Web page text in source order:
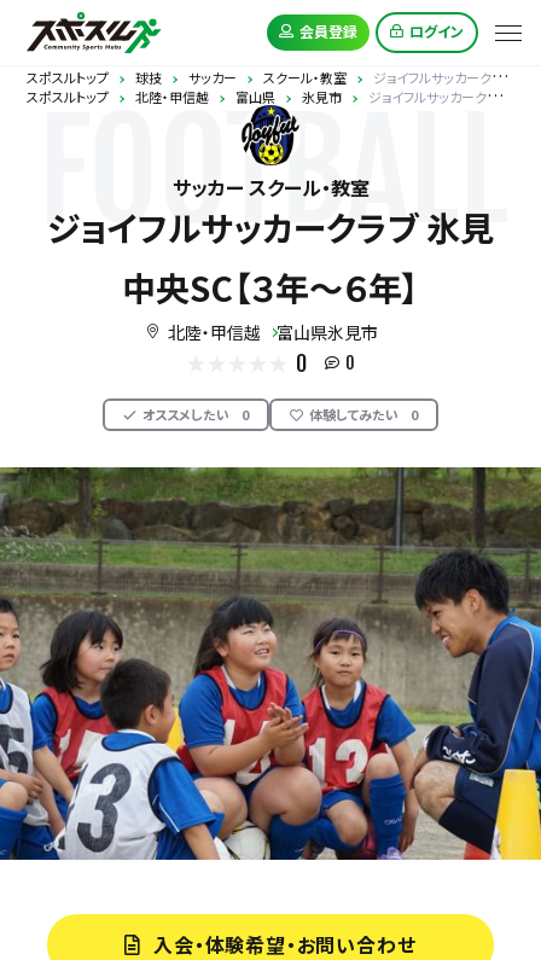
会員登録 ログイン
スポスルトップ 球技 サッカー スクール・教室
ジョイフルサッカークラブ 氷見中央SC【３年～６年】
スポスルトップ
北陸・甲信越 富山県 氷見市 ジョイフルサッカークラブ 氷見中央SC【３年～６年】
FOOTBALL
サッカー スクール・教室
ジョイフルサッカークラブ 氷見
中央SC【３年～６年】
北陸・甲信越 富山県氷見市
0 0
オススメしたい 0 体験してみたい 0
入会・体験希望・お問い合わせ